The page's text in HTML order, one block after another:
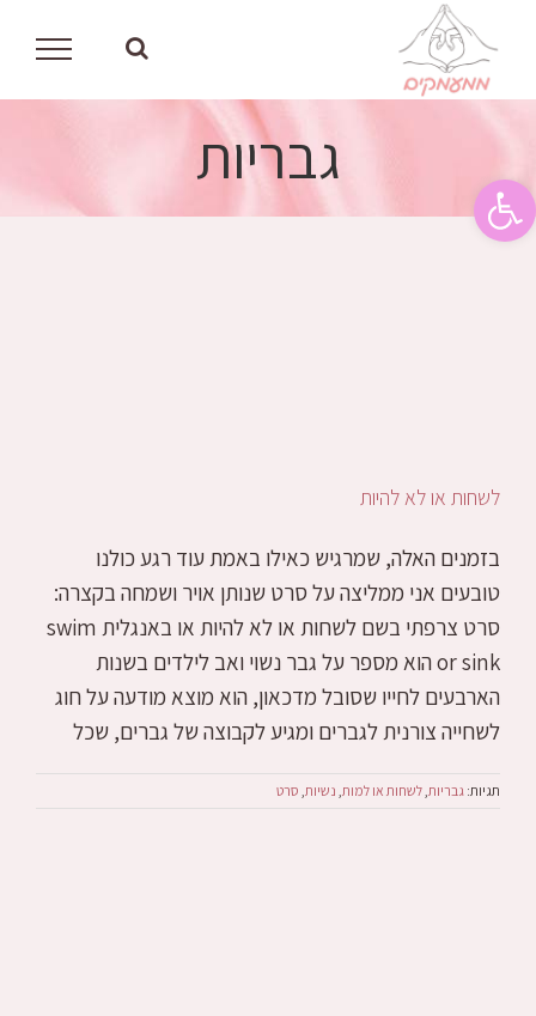
פתח סרגל נגישות
לתוכן
גבריות
לשחות או לא להיות
בזמנים האלה, שמרגיש כאילו באמת עוד רגע כולנו
טובעים אני ממליצה על סרט שנותן אויר ושמחה בקצרה:
סרט צרפתי בשם לשחות או לא להיות או באנגלית swim
or sink הוא מספר על גבר נשוי ואב לילדים בשנות
הארבעים לחייו שסובל מדכאון, הוא מוצא מודעה על חוג
לשחייה צורנית לגברים ומגיע לקבוצה של גברים, שכל
תגיות: גבריות,לשחות או למות, נשיות, סרט